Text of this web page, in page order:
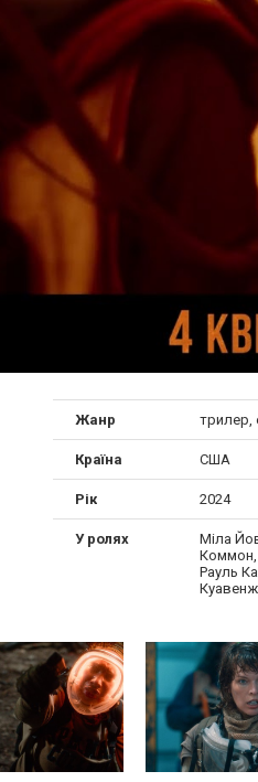
Жанр трилер,
Країна США
Рік 2024
У ролях
Міла
Коммон,
Рауль